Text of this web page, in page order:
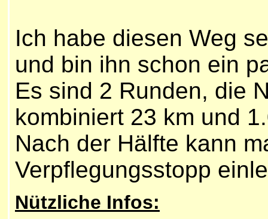
Ich habe diesen Weg
und bin ihn schon ein
Es sind 2 Runden, die
kombiniert 23 km und
Nach der Hälfte kann
Verpflegungsstopp
Nützliche Infos: